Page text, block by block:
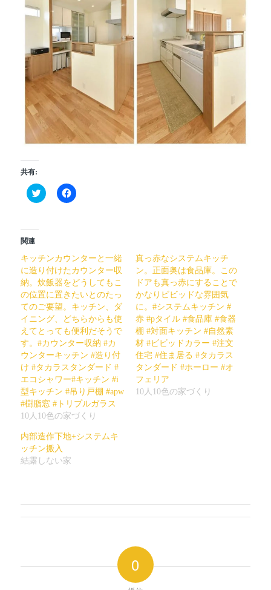
共有:
ク
リ
共
有
(新
し
い
ウ
ィ
ン
ド
ウ
で
開
き
ま
す)
Facebook
で
ク
リ
ッ
ク
し
て
く
だ
さ
い
(新
し
い
ウ
ィ
ン
ド
ウ
で
開
き
ま
関連
キッチンカウンターと一緒
に造り付けたカウンター収
納。炊飯器をどうしてもこ
の位置に置きたいとのたっ
てのご要望。キッチン、ダ
イニング、どちらからも使
えてとっても便利だそうで
す。#カウンター収納 #カ
ウンターキッチン #造り付
け #タカラスタンダード #
エコシャワー#キッチン #i
型キッチン #吊り戸棚 #apw
#樹脂窓 #トリプルガラス
10人10色の家づくり
真っ赤なシステムキッチ
ン。正面奥は食品庫。この
ドアも真っ赤にすることで
かなりビビッドな雰囲気
に。#システムキッチン #
赤 #pタイル #食品庫 #食器
棚 #対面キッチン #自然素
材 #ビビッドカラー #注文
住宅 #住ま居る #タカラス
タンダード #ホーロー #オ
フェリア
10人10色の家づくり
内部造作下地+システムキ
ッチン搬入
結露しない家
0